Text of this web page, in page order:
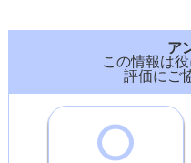
ア
この情報は
評価にご